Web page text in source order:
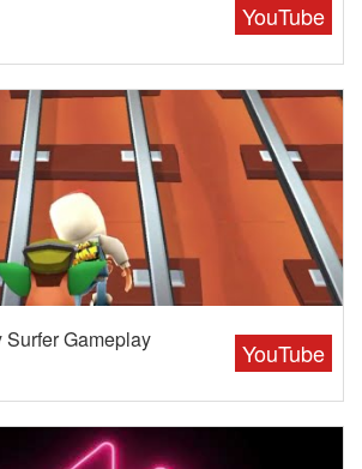
YouTube
YouTube
Gameplay